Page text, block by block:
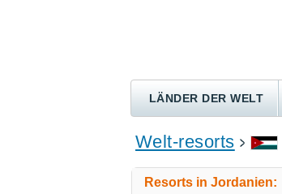
LÄNDER DER WELT
Welt-resorts
Resorts in Jordanien: